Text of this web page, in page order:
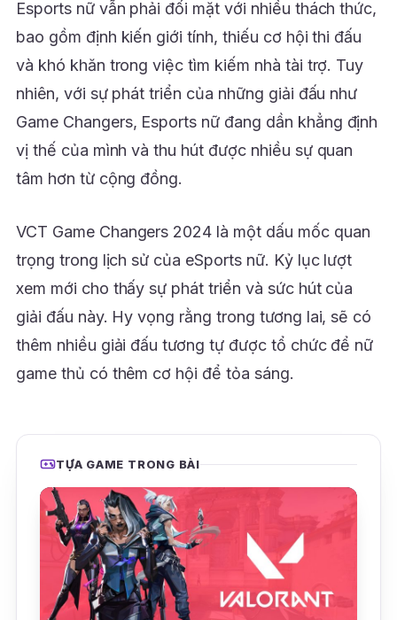
Esports nữ vẫn phải đối mặt với nhiều thách thức,
bao gồm định kiến giới tính, thiếu cơ hội thi đấu
và khó khăn trong việc tìm kiếm nhà tài trợ. Tuy
nhiên, với sự phát triển của những giải đấu như
Game Changers, Esports nữ đang dần khẳng định
vị thế của mình và thu hút được nhiều sự quan
tâm hơn từ cộng đồng.
VCT Game Changers 2024 là một dấu mốc quan
trọng trong lịch sử của eSports nữ. Kỷ lục lượt
xem mới cho thấy sự phát triển và sức hút của
giải đấu này. Hy vọng rằng trong tương lai, sẽ có
thêm nhiều giải đấu tương tự được tổ chức để nữ
game thủ có thêm cơ hội để tỏa sáng.
TỰA GAME TRONG BÀI